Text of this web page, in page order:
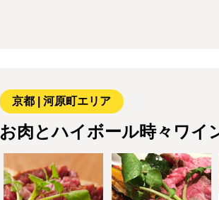
京都 | 河原町エリア
お肉とハイボール時々ワイ